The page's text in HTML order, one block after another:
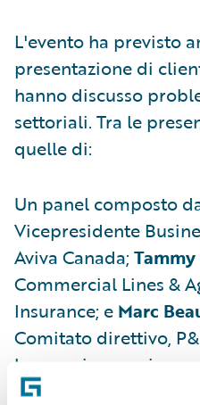
L'evento ha previsto
presentazione di
hanno discusso
settoriali. Tra le
quelle di:
Un panel composto
Vicepresidente
Aviva Canada;
Commercial Lines &
Insurance; e Marc
Comitato direttivo,
le proprie esperienze
donne devono